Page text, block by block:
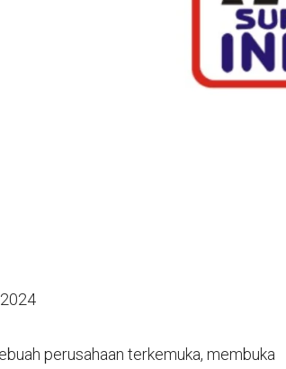
perusahaan terkemuka, membuka